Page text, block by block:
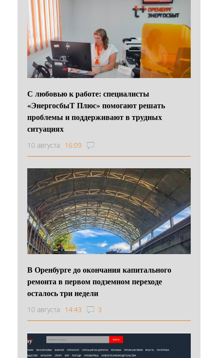
С любовью к работе: специалисты
«ЭнергосбыТ Плюс» помогают решать
проблемы и поддерживают в трудных
ситуациях
10 августа 16:09
В Оренбурге до окончания капитального
ремонта в первом подземном переходе
осталось три недели
10 августа 14:43 3